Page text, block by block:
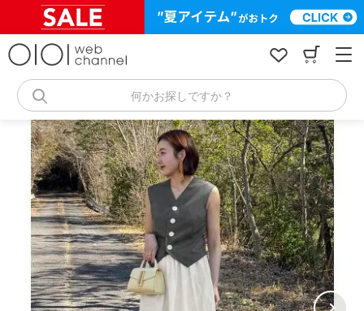
何かお探しですか？